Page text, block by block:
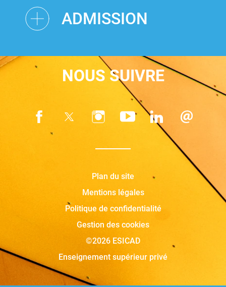
ADMISSION
NOUS SUIVRE
Plan du site
Mentions légales
Politique de confidentialité
Gestion des cookies
©2026 ESICAD
Enseignement supérieur privé